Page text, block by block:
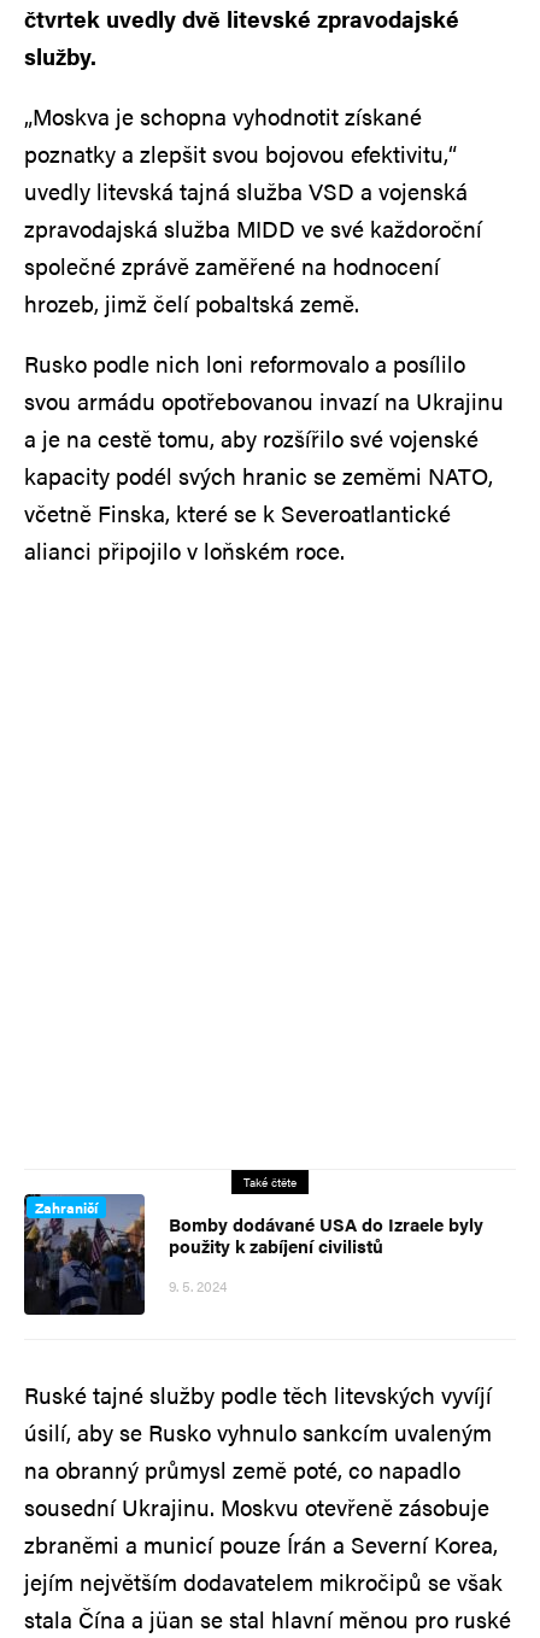
čtvrtek uvedly dvě litevské zpravodajské
služby.
„Moskva je schopna vyhodnotit získané
poznatky a zlepšit svou bojovou efektivitu,“
uvedly litevská tajná služba VSD a vojenská
zpravodajská služba MIDD ve své každoroční
společné zprávě zaměřené na hodnocení
hrozeb, jimž čelí pobaltská země.
Rusko podle nich loni reformovalo a posílilo
svou armádu opotřebovanou invazí na Ukrajinu
a je na cestě tomu, aby rozšířilo své vojenské
kapacity podél svých hranic se zeměmi NATO,
včetně Finska, které se k Severoatlantické
alianci připojilo v loňském roce.
Také čtěte
Zahraničí
Bomby dodávané USA do Izraele byly
použity k zabíjení civilistů
9. 5. 2024
Ruské tajné služby podle těch litevských vyvíjí
úsilí, aby se Rusko vyhnulo sankcím uvaleným
na obranný průmysl země poté, co napadlo
sousední Ukrajinu. Moskvu otevřeně zásobuje
zbraněmi a municí pouze Írán a Severní Korea,
jejím největším dodavatelem mikročipů se však
stala Čína a jüan se stal hlavní měnou pro ruské